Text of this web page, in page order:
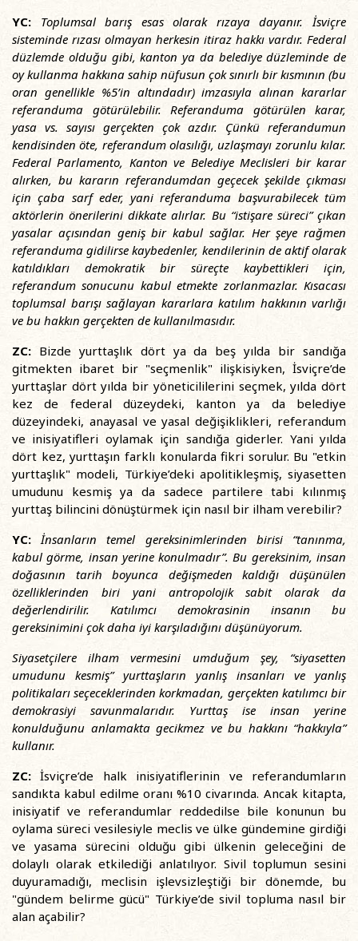
YC:
Toplumsal barış esas olarak rızaya dayanır. İsviçre
sisteminde rızası olmayan herkesin itiraz hakkı vardır. Federal
düzlemde olduğu gibi, kanton ya da belediye düzleminde de
oy kullanma hakkına sahip nüfusun çok sınırlı bir kısmının (bu
oran genellikle %5’in altındadır) imzasıyla alınan kararlar
referanduma götürülebilir. Referanduma götürülen karar,
yasa vs. sayısı gerçekten çok azdır. Çünkü referandumun
kendisinden öte, referandum olasılığı, uzlaşmayı zorunlu kılar.
Federal Parlamento, Kanton ve Belediye Meclisleri bir karar
alırken, bu kararın referandumdan geçecek şekilde çıkması
için çaba sarf eder, yani referanduma başvurabilecek tüm
aktörlerin önerilerini dikkate alırlar. Bu “istişare süreci” çıkan
yasalar açısından geniş bir kabul sağlar. Her şeye rağmen
referanduma gidilirse kaybedenler, kendilerinin de aktif olarak
katıldıkları demokratik bir süreçte kaybettikleri için,
referandum sonucunu kabul etmekte zorlanmazlar. Kısacası
toplumsal barışı sağlayan kararlara katılım hakkının varlığı
ve bu hakkın gerçekten de kullanılmasıdır.
ZC: Bizde yurttaşlık dört ya da beş yılda bir sandığa
gitmekten ibaret bir "seçmenlik" ilişkisiyken, İsviçre’de
yurttaşlar dört yılda bir yöneticililerini seçmek, yılda dört
kez de federal düzeydeki, kanton ya da belediye
düzeyindeki, anayasal ve yasal değişiklikleri, referandum
ve inisiyatifleri oylamak için sandığa giderler. Yani yılda
dört kez, yurttaşın farklı konularda fikri sorulur. Bu "etkin
yurttaşlık" modeli, Türkiye’deki apolitikleşmiş, siyasetten
umudunu kesmiş ya da sadece partilere tabi kılınmış
yurttaş bilincini dönüştürmek için nasıl bir ilham verebilir?
YC:
İnsanların temel gereksinimlerinden birisi “tanınma,
kabul görme, insan yerine konulmadır”. Bu gereksinim, insan
doğasının tarih boyunca değişmeden kaldığı düşünülen
özelliklerinden biri yani antropolojik sabit olarak da
değerlendirilir. Katılımcı demokrasinin insanın bu
gereksinimini çok daha iyi karşıladığını düşünüyorum.
Siyasetçilere ilham vermesini umduğum şey, “siyasetten
umudunu kesmiş” yurttaşların yanlış insanları ve yanlış
politikaları seçeceklerinden korkmadan, gerçekten katılımcı bir
demokrasiyi savunmalarıdır. Yurttaş ise insan yerine
konulduğunu anlamakta gecikmez ve bu hakkını “hakkıyla”
kullanır.
ZC: İsviçre’de halk inisiyatiflerinin ve referandumların
sandıkta kabul edilme oranı %10 civarında. Ancak kitapta,
inisiyatif ve referandumlar reddedilse bile konunun bu
oylama süreci vesilesiyle meclis ve ülke gündemine girdiği
ve yasama sürecini olduğu gibi ülkenin geleceğini de
dolaylı olarak etkilediği anlatılıyor. Sivil toplumun sesini
duyuramadığı, meclisin işlevsizleştiği bir dönemde, bu
"gündem belirme gücü" Türkiye’de sivil topluma nasıl bir
alan açabilir?